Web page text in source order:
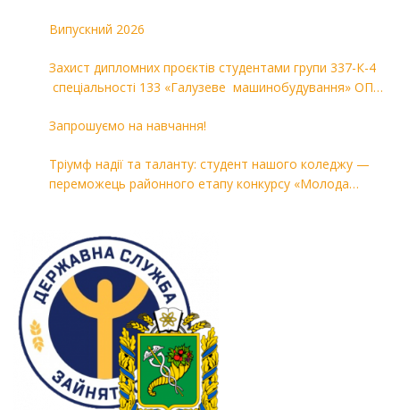
Випускний 2026
Захист дипломних проєктів студентами групи 337-К-4
спеціальності 133 «Галузеве машинобудування» ОПП
Запрошуємо на навчання!
Тріумф надії та таланту: студент нашого коледжу —
переможець районного етапу конкурсу «Молода